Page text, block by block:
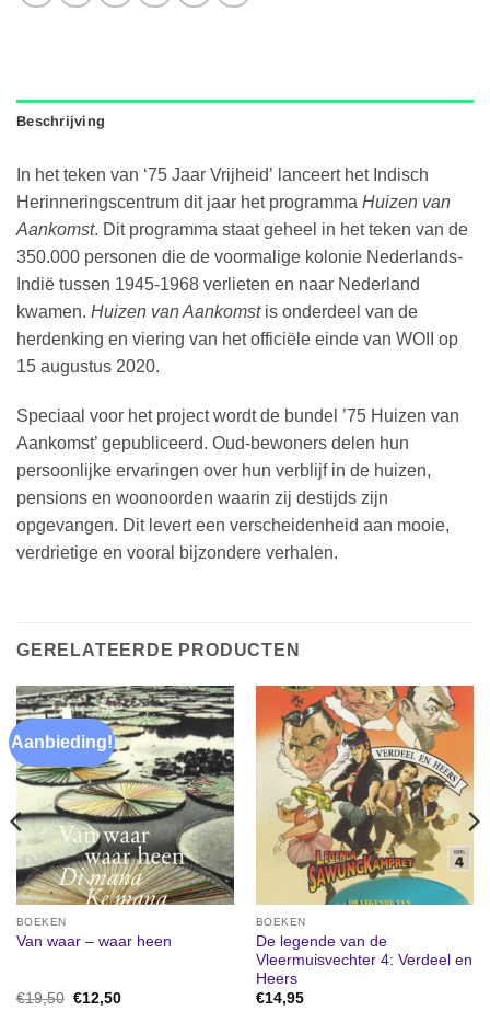
Beschrijving
In het teken van ‘75 Jaar Vrijheid’ lanceert het Indisch
Herinneringscentrum dit jaar het programma Huizen van
Aankomst. Dit programma staat geheel in het teken van de
350.000 personen die de voormalige kolonie Nederlands-
Indië tussen 1945-1968 verlieten en naar Nederland
kwamen. Huizen van Aankomst is onderdeel van de
herdenking en viering van het officiële einde van WOII op
15 augustus 2020.
Speciaal voor het project wordt de bundel ’75 Huizen van
Aankomst’ gepubliceerd. Oud-bewoners delen hun
persoonlijke ervaringen over hun verblijf in de huizen,
pensions en woonoorden waarin zij destijds zijn
opgevangen. Dit levert een verscheidenheid aan mooie,
verdrietige en vooral bijzondere verhalen.
GERELATEERDE PRODUCTEN
Aanbieding!
BOEKEN
Van waar – waar heen
€19,50 Oorspronkelijke
€12,50Huidige
BOEKEN
De legende van de
Vleermuisvechter 4: Verdeel en
Heers
€14,95